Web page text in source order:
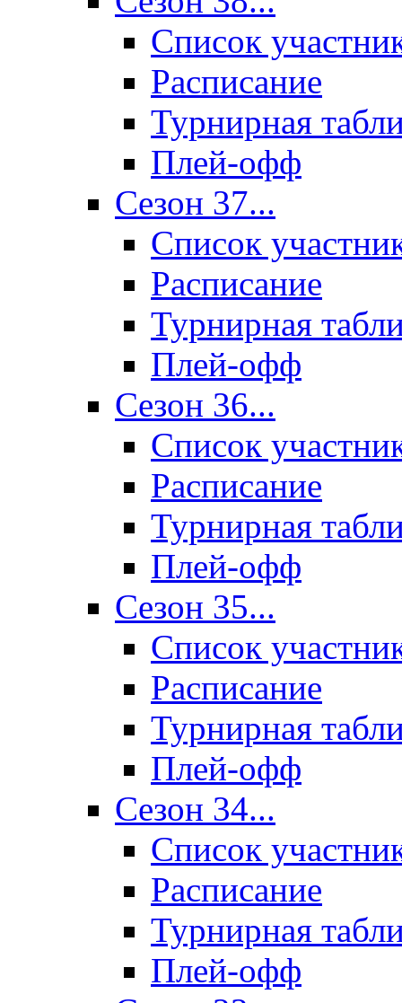
Список
Расписание
Турнирная
Плей-офф
Сезон 37...
Список
Расписание
Турнирная
Плей-офф
Сезон 36...
Список
Расписание
Турнирная
Плей-офф
Сезон 35...
Список
Расписание
Турнирная
Плей-офф
Сезон 34...
Список
Расписание
Турнирная
Плей-офф